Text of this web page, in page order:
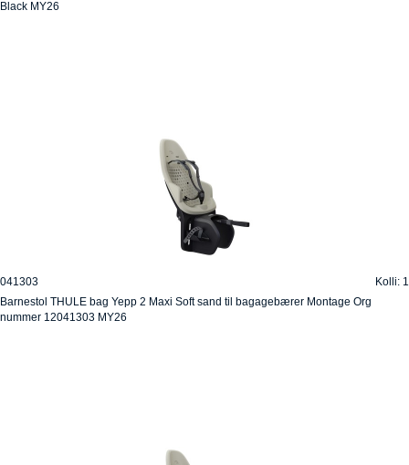
Black MY26
041303
Kolli: 1
Barnestol THULE bag Yepp 2 Maxi Soft sand til bagagebærer Montage Org
nummer 12041303 MY26